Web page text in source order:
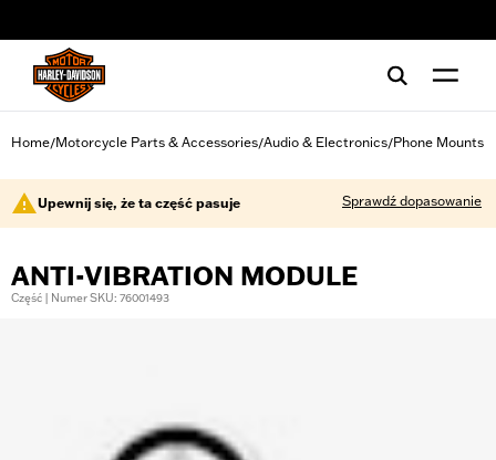
Home/Motorcycle Parts & Accessories/Audio & Electronics/Phone Mounts
Upewnij się, że ta część pasuje Sprawdź dopasowanie
ANTI-VIBRATION MODULE
Część | Numer SKU: 76001493